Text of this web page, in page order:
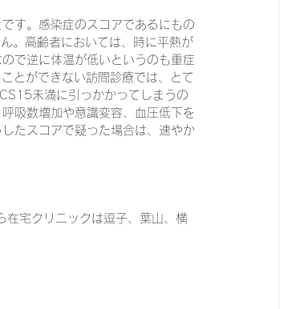
療を科学する
学する 在宅酸素療法を科学する
す。感染症のスコアであるにもの
。高齢者においては、時に平熱が
で逆に体温が低いというのも重症
とができない訪問診療では、とて
未満に引っかかってしまうの
吸数増加や意識変容、血圧低下を
たスコアで疑った場合は、速やか
在宅クリニックは逗子、葉山、横